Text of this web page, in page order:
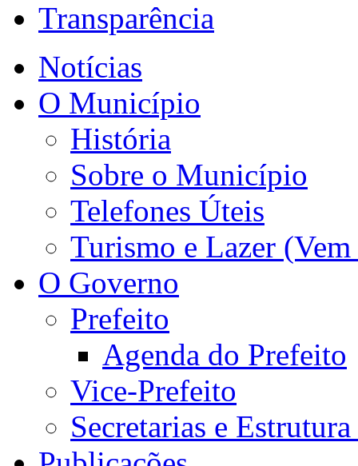
Transparência
Notícias
O Município
História
Sobre o Município
Telefones Úteis
Turismo e Lazer
O Governo
Prefeito
Agenda do Prefeito
Vice-Prefeito
Secretarias e